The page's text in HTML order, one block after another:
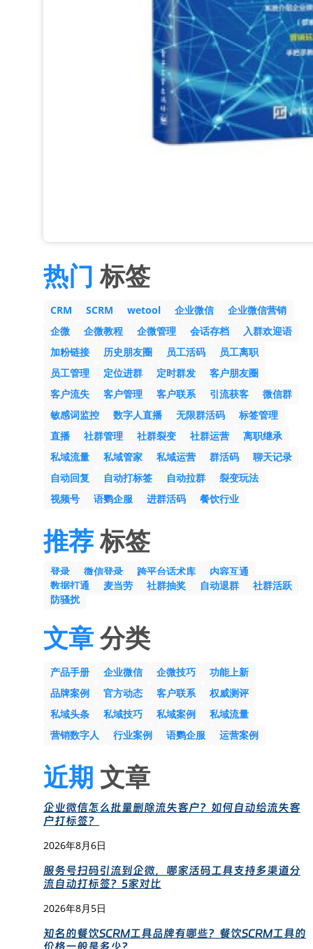
热门 标签
CRM SCRM wetool 企业微信
企业微信营销
企微
企微教程 企微管理 会话存档
入群欢迎语
加粉链接
历史朋友圈 员工活码
员工离职
员工管理
定位进群 定时群发
客户朋友圈
客户流失
客户管理 客户联系 引流获客
微信群
敏感词监控
数字人直播 无限群活码
标签管理
直播
社群管理 社群裂变 社群运营
离职继承
私域流量
私域管家 私域运营 群活码
聊天记录
自动回复
自动打标签 自动拉群
裂变玩法
视频号
语鹦企服 进群活码 餐饮行业
推荐标签
登录 微信登录 跨平台话术库
内容互通
数据打通
麦当劳 社群抽奖 自动退群
社群活跃
防骚扰
文章分类
产品手册 企业微信 企微技巧
功能上新
品牌案例
官方动态 客户联系
权威测评
私域头条
私域技巧 私域案例
私域流量
营销数字人
行业案例 语鹦企服 运营案例
近期 文章
企业微信怎么批量删除流失客户？如何自动给流失客
户打标签？
2026年8月6日
服务号扫码引流到企微，哪家活码工具支持多渠道分
流自动打标签？5家对比
2026年8月5日
知名的餐饮SCRM工具品牌有哪些？餐饮SCRM工具的